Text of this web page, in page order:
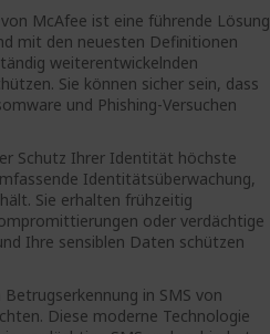
McAfee ist eine führende Lösung
mit den neuesten Definitionen
weiterentwickelnden
Sie können sicher sein, dass
und Phishing-Versuchen
Schutz Ihrer Identität höchste
Identitätsüberwachung,
Sie erhalten frühzeitig
oder verdächtige
Ihre sensiblen Daten schützen
in SMS von
Diese moderne Technologie